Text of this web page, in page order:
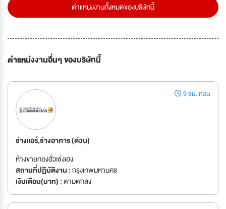
ตำแหน่งงานทั้งหมดของบริษัทนี้
ตำแหน่งงานอื่นๆ ของบริษัทนี้
9 ชม. ก่อน
ช่างแอร์,ช่างอาคาร (ด่วน)
ห้างขายทองฮั่วเซ่งเฮง
สถานที่ปฏิบัติงาน :กรุงเทพมหานคร
เงินเดือน(บาท) :ตามตกลง